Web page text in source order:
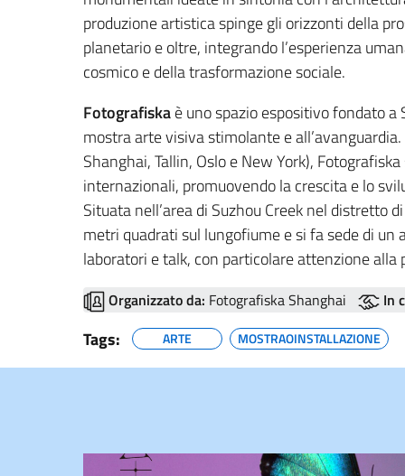
produzione artistica spinge gli orizzonti della
planetario e oltre, integrando l’esperienza
cosmico e della trasformazione sociale.
Fotografiskaè uno spazio espositivo fondato
mostra arte visiva stimolante e
Shanghai, Tallin, Oslo e New York),
internazionali, promuovendo la crescita e lo
Situata nell’area di Suzhou Creek nel distretto
metri quadrati sul lungofiume e si fa sede di
laboratori e talk, con particolare attenzione
Organizzato da: Fotografiska Shanghai In
Tags: ARTE MOSTRAOINSTALLAZIONE